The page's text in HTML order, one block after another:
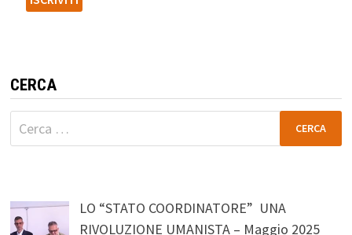
CERCA
Ricerca
per:
LO “STATO COORDINATORE” UNA
RIVOLUZIONE UMANISTA – Maggio 2025